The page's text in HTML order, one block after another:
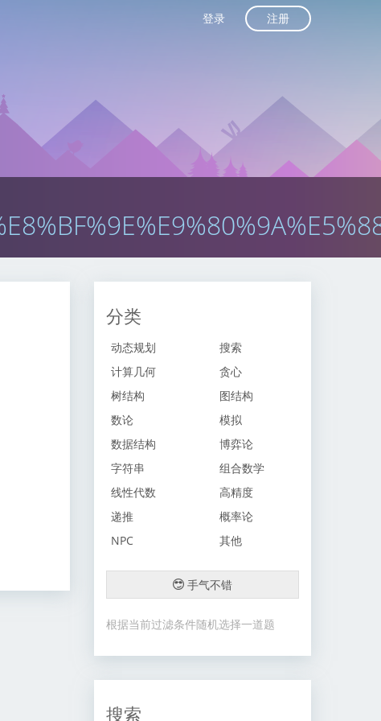
登录 注册
分类
动态规划
搜索
计算几何
贪心
树结构
图结构
数论
模拟
数据结构
博弈论
字符串
组合数学
线性代数
高精度
递推
概率论
NPC
其他
手气不错
根据当前过滤条件随机选择一道题
搜索